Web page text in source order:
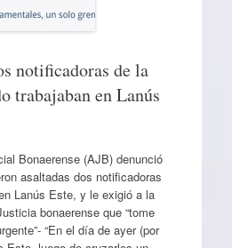
notificadoras de la
trabajaban en Lanús
Bonaerense (AJB) denunció
asaltadas dos notificadoras
Lanús Este, y le exigió a la
bonaerense que “tome
“En el día de ayer (por